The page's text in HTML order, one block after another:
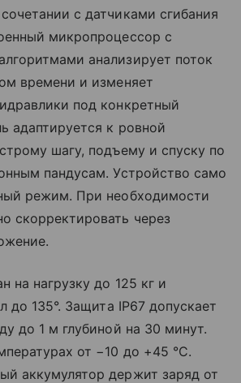
с датчиками сгибания
микропроцессор с
анализирует поток
времени и изменяет
под конкретный
адаптируется к ровной
шагу, подъему и спуску по
пандусам. Устройство само
режим. При необходимости
скорректировать через
на нагрузку до 125 кг и
до 135°. Защита IP67 допускает
до 1 м глубиной на 30 минут.
от −10 до +45 °C.
аккумулятор держит заряд от